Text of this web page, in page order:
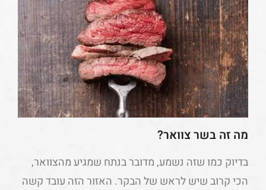
מה זה בשר צוואר?
בדיוק כמו שזה נשמע, מדובר בנתח שמגיע מהצוואר,
הכי קרוב שיש לראש של הבקר. האזור הזה עובד קשה